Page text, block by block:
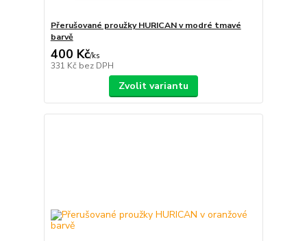
Přerušované proužky HURICAN v modré tmavé
barvě
400 Kč/ks
331 Kč bez DPH
Zvolit variantu